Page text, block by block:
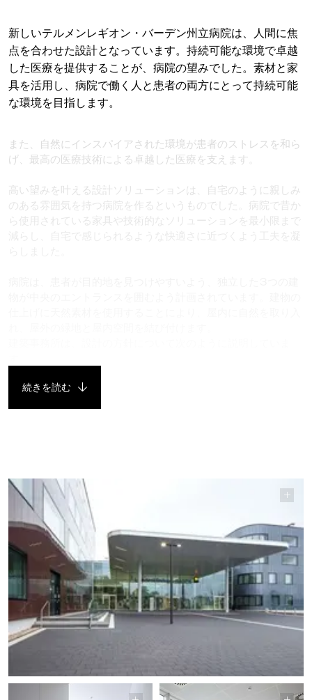
新しいテルメンレギオン・バーデン州立病院は、人間に焦
点を合わせた設計となっています。持続可能な環境で卓越
した医療を提供することが、病院の望みでした。素材と家
具を活用し、病院で働く人と患者の両方にとって持続可能
な環境を目指します。
また、自然にインスパイアされた環境が患者のストレスを和ら
げ、最高の医療技術による卓越した医療を支えます。
高い望みを叶える設計ソリューションは、自宅のように親しみ
のある雰囲気を持つ病院を作るというものでした。病院で昔か
ら使用されている家具や技術的なソリューションを最小限まで
続きを読む